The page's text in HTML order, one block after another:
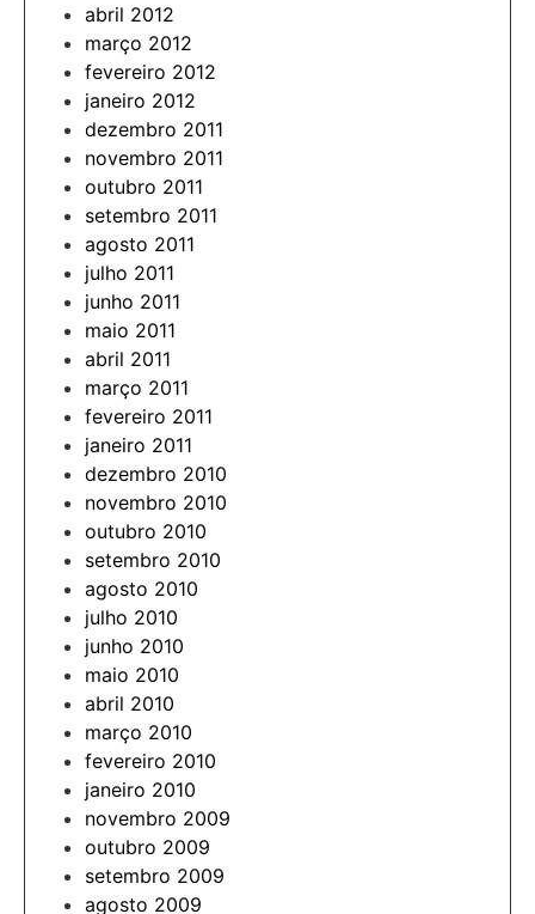
abril 2012
março 2012
fevereiro 2012
janeiro 2012
dezembro 2011
novembro 2011
outubro 2011
setembro 2011
agosto 2011
julho 2011
junho 2011
maio 2011
abril 2011
março 2011
fevereiro 2011
janeiro 2011
dezembro 2010
novembro 2010
outubro 2010
setembro 2010
agosto 2010
julho 2010
junho 2010
maio 2010
abril 2010
março 2010
fevereiro 2010
janeiro 2010
novembro 2009
outubro 2009
setembro 2009
agosto 2009